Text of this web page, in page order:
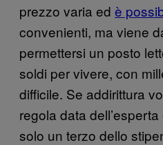
prezzo varia ed è
convenienti, ma viene
permettersi un posto
soldi per vivere, con
difficile. Se addirittura
regola data
solo un terzo dello